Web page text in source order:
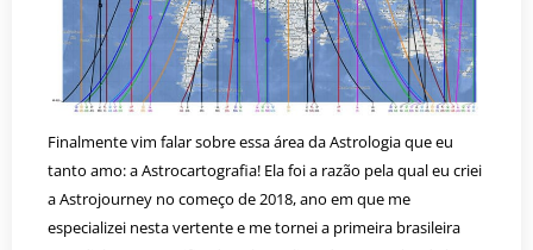
Finalmente vim falar sobre essa área da Astrologia que eu
tanto amo: a Astrocartografia! Ela foi a razão pela qual eu criei
a Astrojourney no começo de 2018, ano em que me
especializei nesta vertente e me tornei a primeira brasileira